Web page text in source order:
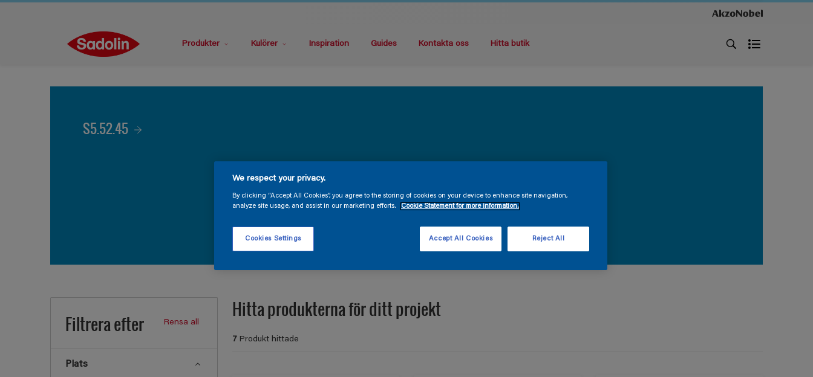
Produkter Kulörer Inspiration Guides Kontakta oss Hitta butik
S5.52.45
Filtrera efter Rensa all
Plats
Hitta produkterna för ditt projekt
7 Produkt hittade
We respect your privacy.
By clicking “Accept All Cookies”, you agree to the storing of cookies on your device to enhance site navigation,
analyze site usage, and assist in our marketing efforts.
Cookie Statement for more information.
Reject All
Accept All Cookies
Cookies Settings